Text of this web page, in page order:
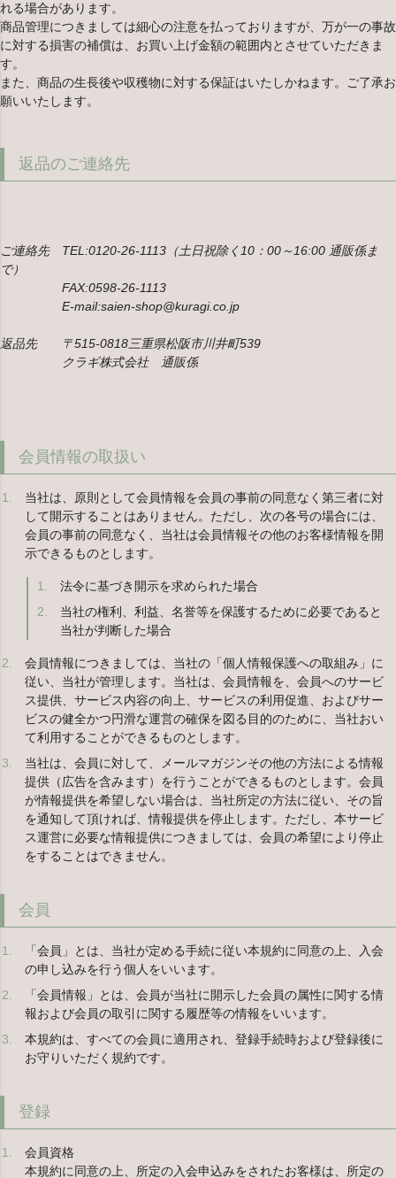
れる場合があります。
商品管理につきましては細心の注意を払っておりますが、万が一の事故
に対する損害の補償は、お買い上げ金額の範囲内とさせていただきま
す。
また、商品の生長後や収穫物に対する保証はいたしかねます。ご了承お
願いいたします。
返品のご連絡先
ご連絡先 TEL:0120-26-1113（土日祝除く10：00～16:00 通販係ま
で）
FAX:0598-26-1113
E-mail:saien-shop@kuragi.co.jp
返品先 〒515-0818三重県松阪市川井町539
クラギ株式会社 通販係
会員情報の取扱い
当社は、原則として会員情報を会員の事前の同意なく第三者に対
して開示することはありません。ただし、次の各号の場合には、
会員の事前の同意なく、当社は会員情報その他のお客様情報を開
示できるものとします。
法令に基づき開示を求められた場合
当社の権利、利益、名誉等を保護するために必要であると
当社が判断した場合
会員情報につきましては、当社の「個人情報保護への取組み」に
従い、当社が管理します。当社は、会員情報を、会員へのサービ
ス提供、サービス内容の向上、サービスの利用促進、およびサー
ビスの健全かつ円滑な運営の確保を図る目的のために、当社おい
て利用することができるものとします。
当社は、会員に対して、メールマガジンその他の方法による情報
提供（広告を含みます）を行うことができるものとします。会員
が情報提供を希望しない場合は、当社所定の方法に従い、その旨
を通知して頂ければ、情報提供を停止します。ただし、本サービ
ス運営に必要な情報提供につきましては、会員の希望により停止
をすることはできません。
会員
「会員」とは、当社が定める手続に従い本規約に同意の上、入会
の申し込みを行う個人をいいます。
「会員情報」とは、会員が当社に開示した会員の属性に関する情
報および会員の取引に関する履歴等の情報をいいます。
本規約は、すべての会員に適用され、登録手続時および登録後に
お守りいただく規約です。
登録
会員資格
本規約に同意の上、所定の入会申込みをされたお客様は、所定の